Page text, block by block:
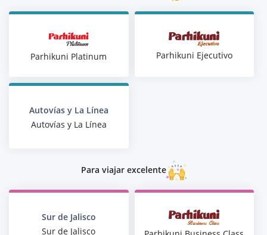
Parhikuni Platinum Parhikuni Ejecutivo
Autovías y La Línea
Autovías y La Línea
Para viajar excelente
Sur de Jalisco
Sur de Jalisco